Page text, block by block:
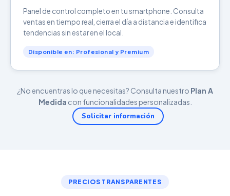
Panel de control completo en tu smartphone. Consulta
ventas en tiempo real, cierra el día a distancia e identifica
tendencias sin estar en el local.
Disponible en: Profesional y Premium
¿No encuentras lo que necesitas? Consulta nuestro Plan A
Medida con funcionalidades personalizadas.
Solicitar información
PRECIOS TRANSPARENTES